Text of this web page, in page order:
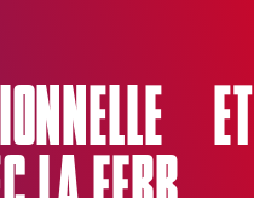
ComitéET